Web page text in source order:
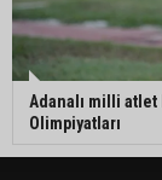
Adanalı milli atlet
Olimpiyatları